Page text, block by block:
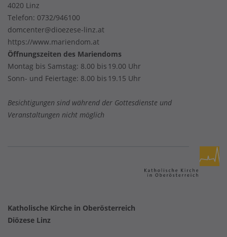
4020 Linz
Telefon: 0732/946100
domcenter@dioezese-linz.at
https://www.mariendom.at
Öffnungszeiten des Mariendoms
Montag bis Samstag: 8.00 bis 19.00 Uhr
Sonn- und Feiertage: 8.00 bis 19.15 Uhr
Besichtigungen sind während der Gottesdienste und
Veranstaltungen nicht möglich
Katholische Kirche in Oberösterreich
Diözese Linz